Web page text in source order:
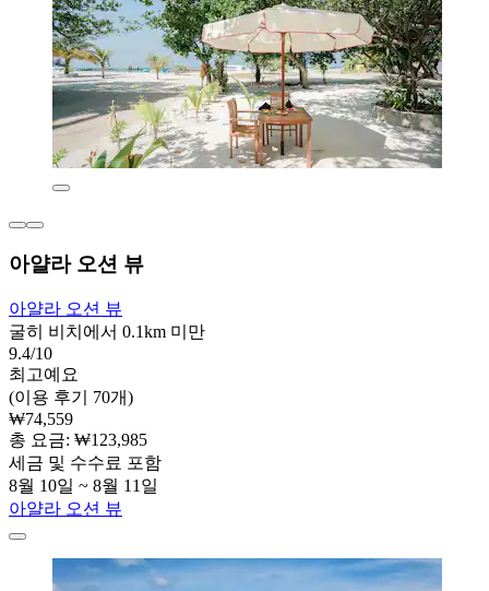
아얄라 오션 뷰
아얄라 오션 뷰
굴히 비치에서 0.1km 미만
9.4/10
최고예요
(이용 후기 70개)
₩74,559
총 요금: ₩123,985
세금 및 수수료 포함
8월 10일 ~ 8월 11일
아얄라 오션 뷰